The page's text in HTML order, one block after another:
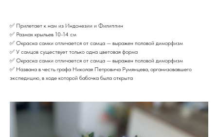
✅ Прилетает к нам из Индонезии и Филиппин
✅ Размах крыльев 10-14 см
✅ Окраска самки отличается от самца — выражен половой диморфизм
✅ У самцов существует только одна цветовая форма
✅ Окраска самки отличается от самца — выражен половой диморфизм
✅ Названа в честь графа Николая Петровича Румянцева, организовавшего
экспедицию, в ходе которой бабочка была открыта